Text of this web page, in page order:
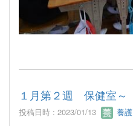
１月第２週 保健室～
投稿日時 : 2023/01/13 養護